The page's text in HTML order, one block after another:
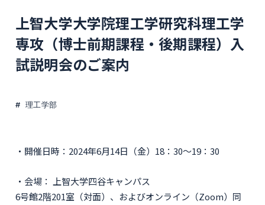
上智大学大学院理工学研究科理工学
専攻（博士前期課程・後期課程）入
試説明会のご案内
理工学部
・開催日時：2024年6月14日（金）18：30～19：30
・会場： 上智大学四谷キャンパス
6号館2階201室（対面）、およびオンライン（Zoom）同